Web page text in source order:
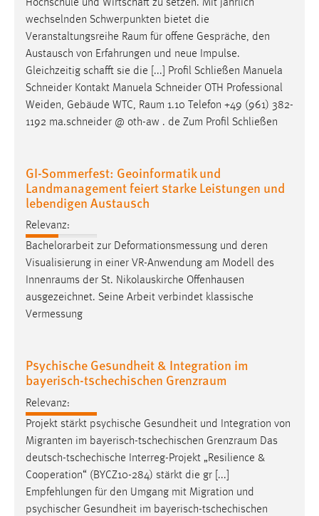
Hochschule und Wirtschaft zu setzen. Mit jährlich
wechselnden Schwerpunkten bietet die
Veranstaltungsreihe Raum für offene Gespräche, den
Austausch von Erfahrungen und neue Impulse.
Gleichzeitig schafft sie die [...] Profil Schließen Manuela
Schneider Kontakt Manuela Schneider OTH Professional
Weiden, Gebäude WTC, Raum 1.10 Telefon +49 (961) 382-
1192 ma.schneider @ oth-aw . de Zum Profil Schließen
GI-Sommerfest: Geoinformatik und
Landmanagement feiert starke Leistungen und
lebendigen Austausch
Relevanz:
Bachelorarbeit zur Deformationsmessung und deren
Visualisierung in einer VR-Anwendung am Modell des
Innenraums der St. Nikolauskirche Offenhausen
ausgezeichnet. Seine Arbeit verbindet klassische
Vermessung
Psychische Gesundheit & Integration im
bayerisch-tschechischen Grenzraum
Relevanz:
Projekt stärkt psychische Gesundheit und Integration von
Migranten im bayerisch-tschechischen Grenzraum Das
deutsch-tschechische Interreg-Projekt „Resilience &
Cooperation“ (BYCZ10-284) stärkt die gr [...]
Empfehlungen für den Umgang mit Migration und
psychischer Gesundheit im bayerisch-tschechischen
Sprachpräferenz
Name:
site-language-preference
Zweck:
Das Cookie speichert die gewählte Sprache der Website.
Chat
Name:
MibewSessionID, MIBEW_UserID, mibew_locale, mibew-
Zweck:
Wird benötigt um die Chatfunktion nutzen zu können.
Cookie Laufzeit:
Jahre, MIBEW_UserID = 1 Jahr
Login
Name:
fe_user, be_user, be_lastLoginProvider
Zweck:
Dieser Cookie ist notwendig um sich an der Website
einloggen zu können.